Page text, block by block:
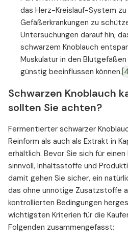
das Herz-Kreislauf-System
Gefäßerkrankungen zu
Untersuchungen darauf hin,
schwarzem Knoblauch
Muskulatur in den
günstig beeinflussen können. [4]
Schwarzen Knoblauch
sollten Sie achten?
Fermentierter schwarzer
Reinform als auch als Extrakt in
erhältlich. Bevor Sie sich für
sinnvoll, Inhaltsstoffe und
damit gehen Sie sicher, ein
das ohne unnötige Zusatzstoffe
kontrollierten Bedingungen
wichtigsten Kriterien für die
Folgenden zusammengefasst: